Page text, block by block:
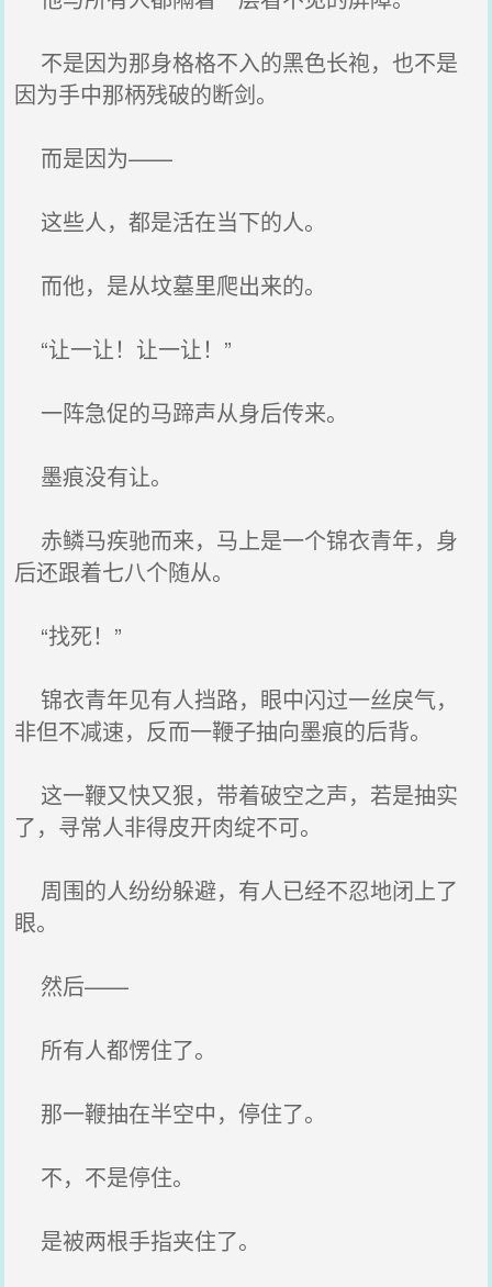
不是因为那身格格不入的黑色长袍，也不是
因为手中那柄残破的断剑。
而是因为——
这些人，都是活在当下的人。
而他，是从坟墓里爬出来的。
“让一让！让一让！”
一阵急促的马蹄声从身后传来。
墨痕没有让。
赤鳞马疾驰而来，马上是一个锦衣青年，身
后还跟着七八个随从。
“找死！”
锦衣青年见有人挡路，眼中闪过一丝戾气，
非但不减速，反而一鞭子抽向墨痕的后背。
这一鞭又快又狠，带着破空之声，若是抽实
了，寻常人非得皮开肉绽不可。
周围的人纷纷躲避，有人已经不忍地闭上了
眼。
然后——
所有人都愣住了。
那一鞭抽在半空中，停住了。
不，不是停住。
是被两根手指夹住了。